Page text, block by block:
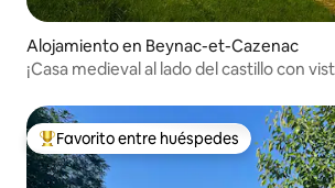
Alojamiento en Beynac-et-Cazenac
¡Casa medieval al lado del castillo con
Favorito entre huéspedes preferido
Favorito entre huéspedes